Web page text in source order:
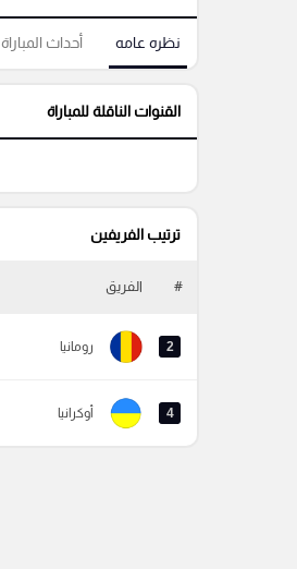
نظره عامه أحداث المباراة
القنوات الناقلة للمباراة
ترتيب الفريفين
# الفريق
2 رومانيا
4 أوكرانيا